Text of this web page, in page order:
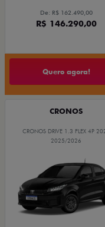
De: R$ 162.490,00
R$ 146.290,00
Quero agora!
CRONOS
CRONOS DRIVE 1.3 FLEX 4P
2025/2026